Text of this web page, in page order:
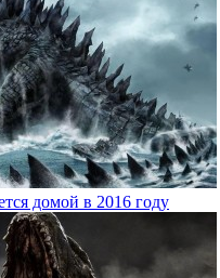
домой в 2016 году